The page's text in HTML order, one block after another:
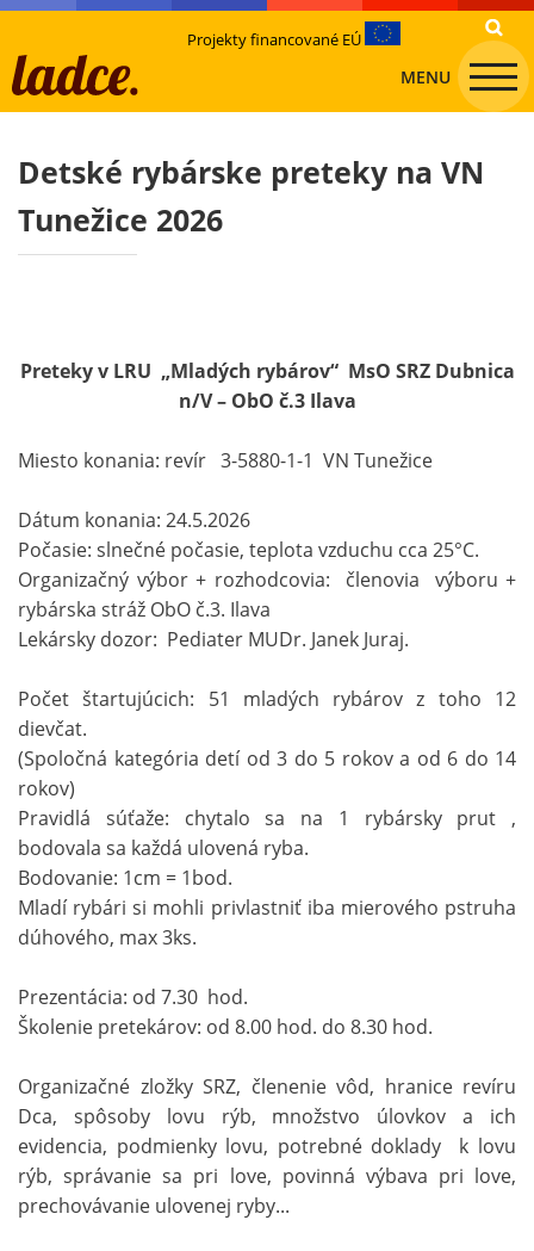
Projekty financované EÚ
MENU
Detské rybárske preteky na VN
Tunežice 2026
Preteky v LRU „Mladých rybárov“ MsO SRZ Dubnica
n/V – ObO č.3 Ilava
Miesto konania: revír 3-5880-1-1 VN Tunežice
Dátum konania: 24.5.2026
Počasie: slnečné počasie, teplota vzduchu cca 25°C.
Organizačný výbor + rozhodcovia: členovia výboru +
rybárska stráž ObO č.3. Ilava
Lekársky dozor: Pediater MUDr. Janek Juraj.
Počet štartujúcich: 51 mladých rybárov z toho 12
dievčat.
(Spoločná kategória detí od 3 do 5 rokov a od 6 do 14
rokov)
Pravidlá súťaže: chytalo sa na 1 rybársky prut ,
bodovala sa každá ulovená ryba.
Bodovanie: 1cm = 1bod.
Mladí rybári si mohli privlastniť iba mierového pstruha
dúhového, max 3ks.
Prezentácia: od 7.30 hod.
Školenie pretekárov: od 8.00 hod. do 8.30 hod.
Organizačné zložky SRZ, členenie vôd, hranice revíru
Dca, spôsoby lovu rýb, množstvo úlovkov a ich
evidencia, podmienky lovu, potrebné doklady k lovu
rýb, správanie sa pri love, povinná výbava pri love,
prechovávanie ulovenej ryby...